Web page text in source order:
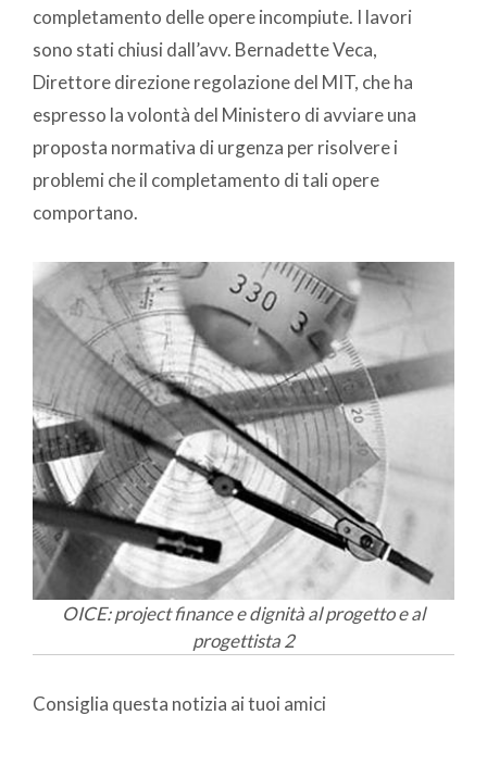
completamento delle opere incompiute. I lavori
sono stati chiusi dall’avv. Bernadette Veca,
Direttore direzione regolazione del MIT, che ha
espresso la volontà del Ministero di avviare una
proposta normativa di urgenza per risolvere i
problemi che il completamento di tali opere
comportano.
OICE: project finance e dignità al progetto e al
progettista 2
Consiglia questa notizia ai tuoi amici